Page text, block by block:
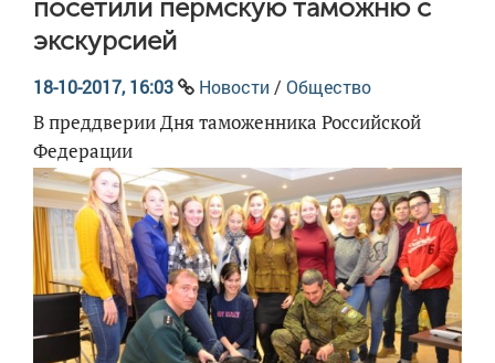
посетили пермскую таможню с
экскурсией
18-10-2017, 16:03 Новости / Общество
В преддверии Дня таможенника Российской
Федерации